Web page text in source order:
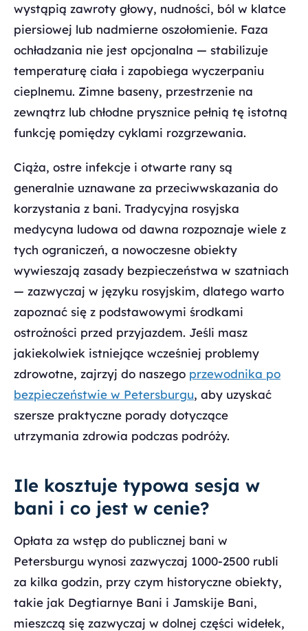
wystąpią zawroty głowy, nudności, ból w klatce
piersiowej lub nadmierne oszołomienie. Faza
ochładzania nie jest opcjonalna — stabilizuje
temperaturę ciała i zapobiega wyczerpaniu
cieplnemu. Zimne baseny, przestrzenie na
zewnątrz lub chłodne prysznice pełnią tę istotną
funkcję pomiędzy cyklami rozgrzewania.
Ciąża, ostre infekcje i otwarte rany są
generalnie uznawane za przeciwwskazania do
korzystania z bani. Tradycyjna rosyjska
medycyna ludowa od dawna rozpoznaje wiele z
tych ograniczeń, a nowoczesne obiekty
wywieszają zasady bezpieczeństwa w szatniach
— zazwyczaj w języku rosyjskim, dlatego warto
zapoznać się z podstawowymi środkami
ostrożności przed przyjazdem. Jeśli masz
jakiekolwiek istniejące wcześniej problemy
zdrowotne, zajrzyj do naszego przewodnika po
bezpieczeństwie w Petersburgu, aby uzyskać
szersze praktyczne porady dotyczące
utrzymania zdrowia podczas podróży.
Ile kosztuje typowa sesja w
bani i co jest w cenie?
Opłata za wstęp do publicznej bani w
Petersburgu wynosi zazwyczaj 1000-2500 rubli
za kilka godzin, przy czym historyczne obiekty,
takie jak Degtiarnye Bani i Jamskije Bani,
mieszczą się zazwyczaj w dolnej części widełek,